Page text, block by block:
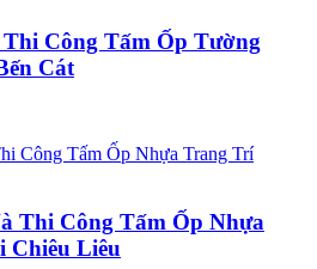
Công Tấm Ốp Tường
Cát
Thi Công Tấm Ốp Nhựa
Chiêu Liêu